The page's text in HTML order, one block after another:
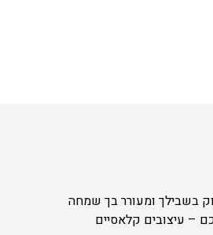
בשבילך ומעורר בך שמחה
– עיצובים קלאסיים